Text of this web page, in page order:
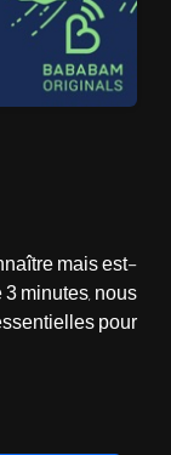
اشتراک‌ها
mais est-
minutes, nous
pour...